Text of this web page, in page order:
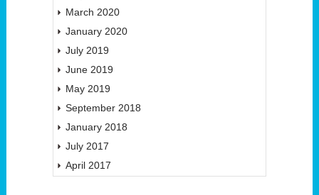
March 2020
January 2020
July 2019
June 2019
May 2019
September 2018
January 2018
July 2017
April 2017